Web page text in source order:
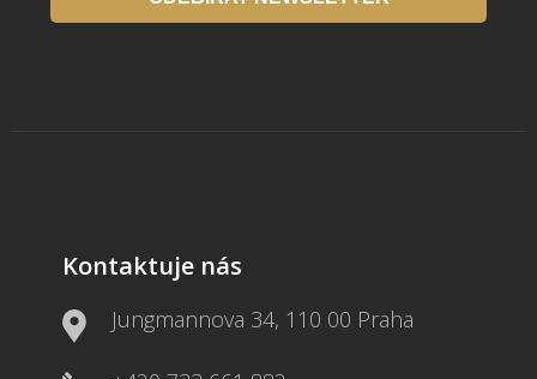
Kontaktuje nás
Jungmannova 34, 110 00 Praha